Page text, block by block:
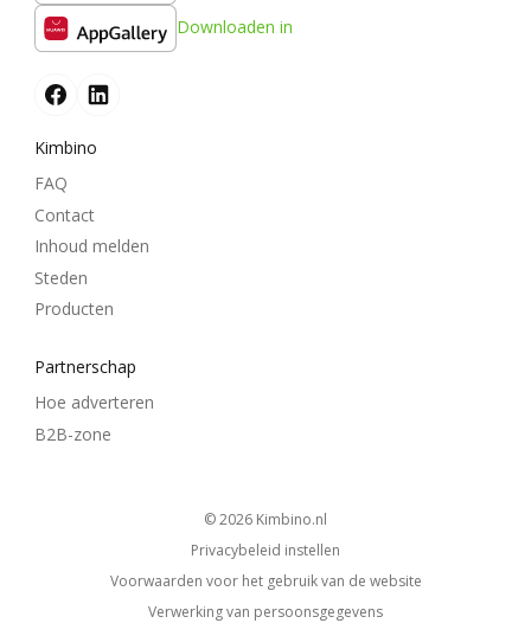
Downloaden in
Kimbino
FAQ
Contact
Inhoud melden
Steden
Producten
Partnerschap
Hoe adverteren
B2B-zone
© 2026
kimbino.nl
Privacybeleid instellen
Voorwaarden voor het gebruik van de website
Verwerking van persoonsgegevens